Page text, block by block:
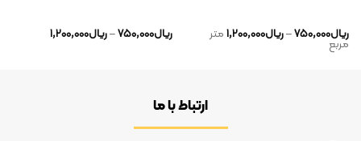
ریال750,000
–ریال1,200,000متر
مربع
ریال750,000
–ریال1,200,000
ارتباط با ما